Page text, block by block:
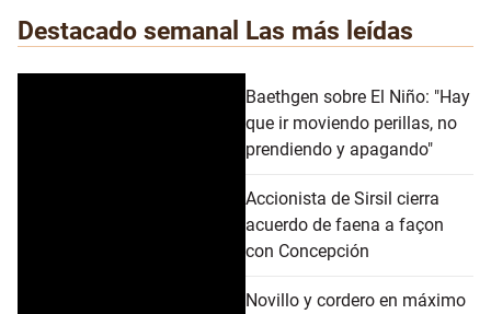
Destacado semanal Las más leídas
Baethgen sobre El Niño: "Hay
que ir moviendo perillas, no
prendiendo y apagando"
Accionista de Sirsil cierra
acuerdo de faena a façon
con Concepción
Novillo y cordero en máximo